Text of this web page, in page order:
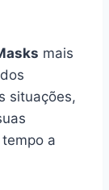
mais
situações,
a